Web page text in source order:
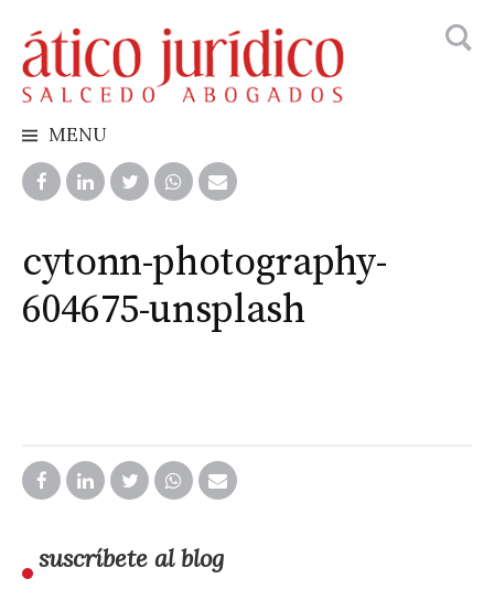
to
content
MENU
cytonn-photography-
604675-unsplash
suscríbete al blog